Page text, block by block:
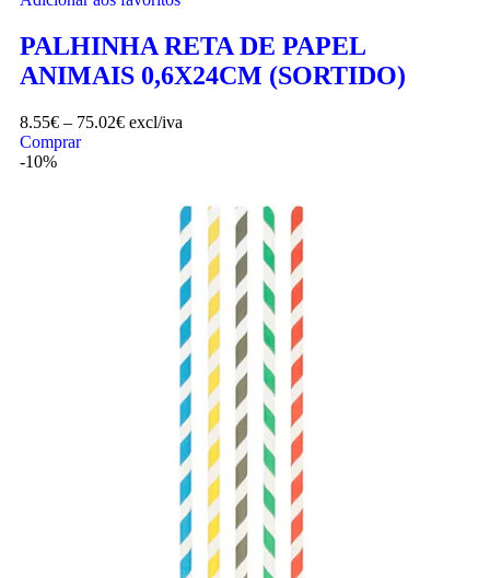
PALHINHA RETA DE PAPEL
ANIMAIS 0,6X24CM (SORTIDO)
8.55€ – 75.02€ excl/iva
Comprar
-10%